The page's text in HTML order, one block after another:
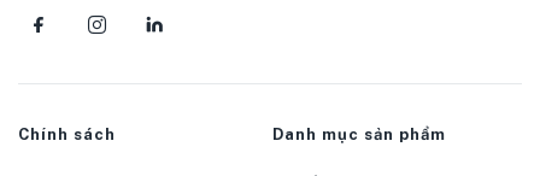
Chính sách Danh mục sản phẩm